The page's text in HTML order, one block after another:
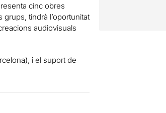
cinc obres
tindrà l’oportunitat
audiovisuals
i el suport de